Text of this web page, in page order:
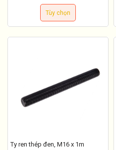
Tùy chọn
Ty ren thép đen, M16 x 1m